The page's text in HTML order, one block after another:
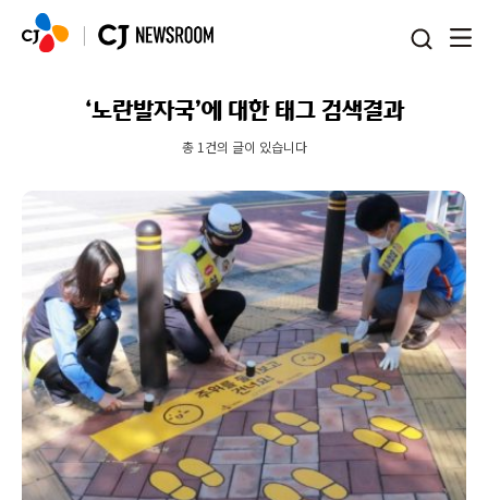
‘노란발자국’에 대한 태그 검색결과
총 1건의 글이 있습니다